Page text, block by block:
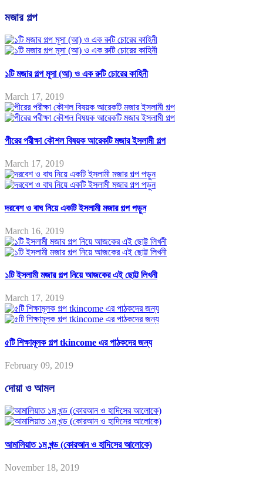
মজার গল্প
১টি মজার গল্প মূসা (আ) ও এক রুটি চোরের কাহিনী
March 17, 2019
পীরের পরীক্ষা কৌশল বিষয়ক আরেকটি মজার ইসলামী গল্প
March 17, 2019
দরবেশ ও বাঘ নিয়ে একটি ইসলামী মজার গল্প পড়ুন
March 16, 2019
১টি ইসলামী মজার গল্প নিয়ে আজকের এই ছোট্ট লিখনী
March 17, 2019
৫টি শিক্ষামূলক গল্প tkincome এর পাঠকদের জন্য
February 09, 2019
দোয়া ও আমল
আমালিয়াত ১ম খন্ড (কোরআন ও হাদিসের আলোকে)
November 18, 2019